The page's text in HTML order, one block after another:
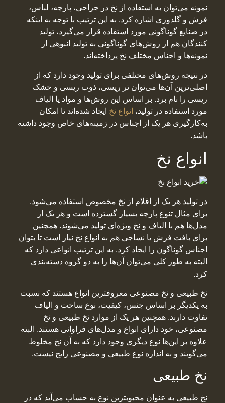
نمونه می‌توان به استفاده از نخ در جراحی، پارچه، لباس،
فرش و گلدوزی اشاره کرد. به این ترتیب با توجه به اینکه
در صنایع گوناگونی مورد استفاده قرار می‌گیرد، تولید
کنندگان هم از روش‌های گوناگونی به تولید انبوهی از
نمونه‌ها و اجناس مختلف نخ پرداخته‌اند.
در نتیجه روش‌های مختلفی برای تولید وجود دارد که از
اصلی‌ترین آن‌ها می‌توان تر ریسی، ذوب ریسی و خشک
ریسی را نام برد. بر اساس این روش‌ها و مواد یا الیاف
مورد استفاده در تولید، انواع نخ ایجاد شده‌اند تا امکان
به‌کارگیری هر یک از اجناس در زمینه‌های خاص وجود داشته
باشد.
انواع نخ
در تولید هر یک از اقلام از نخ مخصوص استفاده می‌شود.
برای مثال تنوع پارچه بسیار گسترده است و هر یک از
مدل‌ها هم با الیاف و نخ ویژه‌ای تولید می‌شوند. همچنین
برای بافت فرش یا نساجی هم به انواع نخ نیاز است تا بتوان
اجناس گوناگون را ایجاد کرد. به این ترتیب انواعی دارد که
البته به طور کلی می‌توان آن‌ها را به دو گروه دسته‌بندی
کرد.
نخ طبیعی و نخ مصنوعی معروفترین انواع هستند که نسبت
به یکدیگر بر اساس جنس، کیفیت، نوع ساخت و الیاف
تفاوت دارند. همچنین هر یک از موارد نخ طبیعی و نخ
مصنوعی، خود دارای انواع و مدل‌های فراوانی هستند. البته
علاوه بر این‌ها نوع دیگری وجود دارد که به آن نخ مخلوط
می‌گویند و به اندازه نوع طبیعی و مصنوعی رایج نیست.
نخ طبیعی
نخ طبیعی به عنوان محبوبترین نوع به حساب می‌آید که در